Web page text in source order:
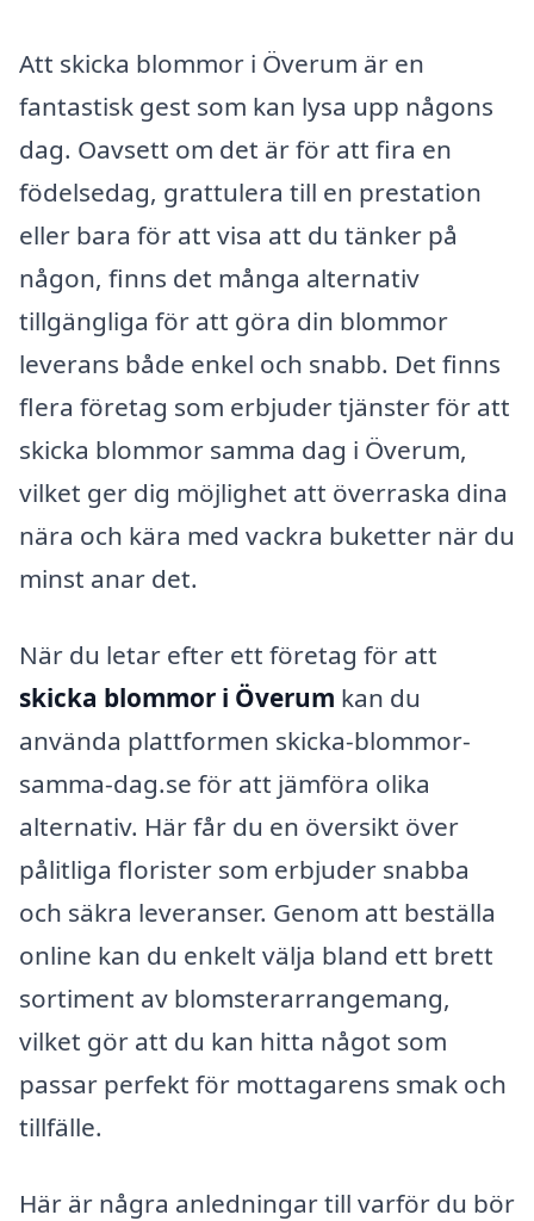
Att skicka blommor i Överum är en
fantastisk gest som kan lysa upp någons
dag. Oavsett om det är för att fira en
födelsedag, grattulera till en prestation
eller bara för att visa att du tänker på
någon, finns det många alternativ
tillgängliga för att göra din blommor
leverans både enkel och snabb. Det finns
flera företag som erbjuder tjänster för att
skicka blommor samma dag i Överum,
vilket ger dig möjlighet att överraska dina
nära och kära med vackra buketter när du
minst anar det.
När du letar efter ett företag för att
skicka blommor i Överum kan du
använda plattformen skicka-blommor-
samma-dag.se för att jämföra olika
alternativ. Här får du en översikt över
pålitliga florister som erbjuder snabba
och säkra leveranser. Genom att beställa
online kan du enkelt välja bland ett brett
sortiment av blomsterarrangemang,
vilket gör att du kan hitta något som
passar perfekt för mottagarens smak och
tillfälle.
Här är några anledningar till varför du bör